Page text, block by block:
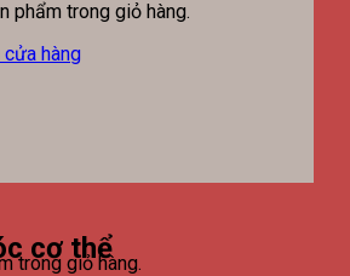
phẩm trong giỏ hàng.
hàng
trong giỏ hàng.
cơ thể